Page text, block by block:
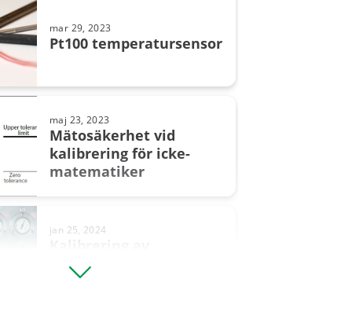
mar 29, 2023
Pt100 temperatursensor
maj 23, 2023
Mätosäkerhet vid
kalibrering för icke-
matematiker
jan 25, 2024
manometrar – 20 saker
man bör tänka på